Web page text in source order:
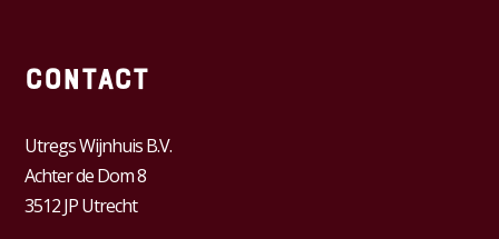
Contact
Utregs Wijnhuis B.V.
Achter de Dom 8
3512 JP Utrecht